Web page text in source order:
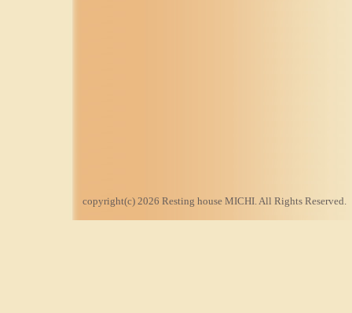
copyright(c) 2026 Resting house MICHI. All Rights Reserved.